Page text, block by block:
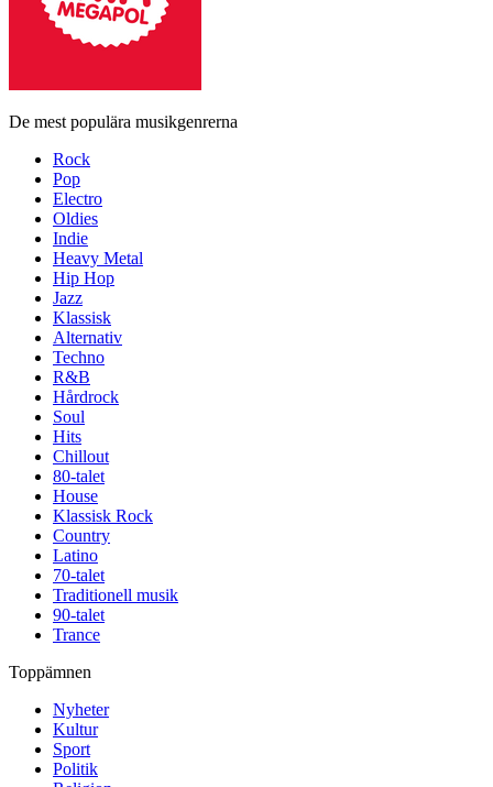
De mest populära musikgenrerna
Rock
Pop
Electro
Oldies
Indie
Heavy Metal
Hip Hop
Jazz
Klassisk
Alternativ
Techno
R&B
Hårdrock
Soul
Hits
Chillout
80-talet
House
Klassisk Rock
Country
Latino
70-talet
Traditionell musik
90-talet
Trance
Toppämnen
Nyheter
Kultur
Sport
Politik